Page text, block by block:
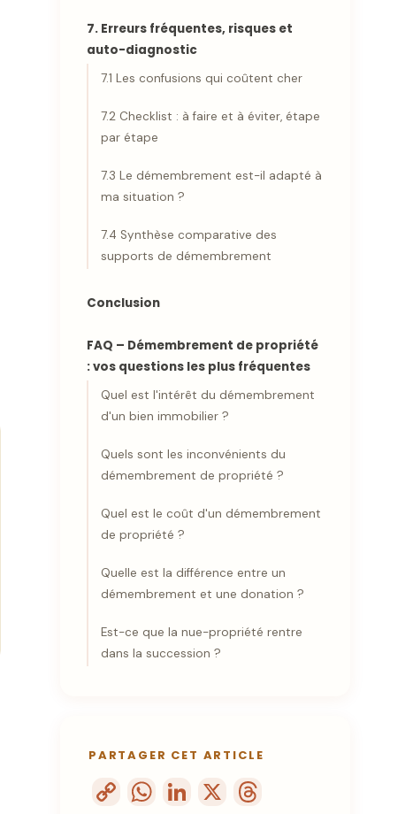
7. Erreurs fréquentes, risques et
auto-diagnostic
7.1 Les confusions qui coûtent cher
7.2 Checklist : à faire et à éviter, étape
par étape
7.3 Le démembrement est-il adapté à
ma situation ?
7.4 Synthèse comparative des
supports de démembrement
Conclusion
FAQ – Démembrement de propriété
: vos questions les plus fréquentes
Quel est l'intérêt du démembrement
d'un bien immobilier ?
Quels sont les inconvénients du
démembrement de propriété ?
Quel est le coût d'un démembrement
de propriété ?
Quelle est la différence entre un
démembrement et une donation ?
Est-ce que la nue-propriété rentre
dans la succession ?